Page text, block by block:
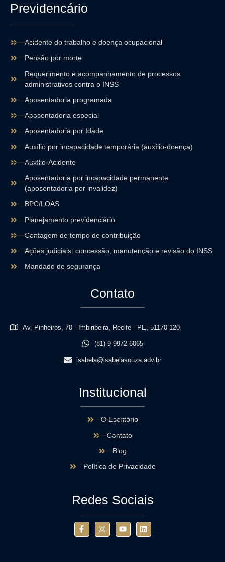
Previdencário
Acidente do trabalho e doença ocupacional
Pensão por morte
Requerimento e acompanhamento de processos
administrativos contra o INSS
Aposentadoria programada
Aposentadoria especial
Aposentadoria por Idade
Auxílio por incapacidade temporária (auxílio-doença)
Auxílio-Acidente
Aposentadoria por incapacidade permanente
(aposentadoria por invalidez)
BPC/LOAS
Planejamento previdenciário
Contagem de tempo de contribuição
Ações judiciais: concessão, manutenção e revisão do INSS
Mandado de segurança
Contato
Av. Pinheiros, 70 - Imbiribeira, Recife - PE, 51170-120
(81) 9 9972-6065
isabela@isabelasouza.adv.br
Institucional
O Escritório
Contato
Blog
Política de Privacidade
Redes Sociais